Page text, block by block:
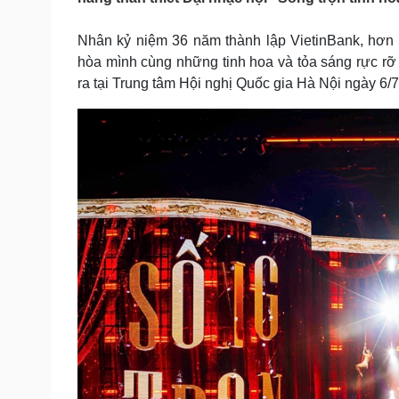
Tin nóng
Việt Nam
Dinh dưỡng - món ngon
Sản phụ khoa
Nhi khoa
Nam khoa
Làm đẹp - giảm cân
Phòng mạch online
Ăn sạch sống khỏe
Blog
Tình yêu - Gia đình
Cải chính
Nhân kỷ niệm 36 năm thành lập VietinBank,
hòa mình cùng những tinh hoa và tỏa sáng rực
ra tại Trung tâm Hội nghị Quốc gia Hà Nội ngày 6/